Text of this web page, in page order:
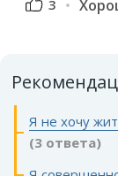
3
Я не хочу
(3 ответа)